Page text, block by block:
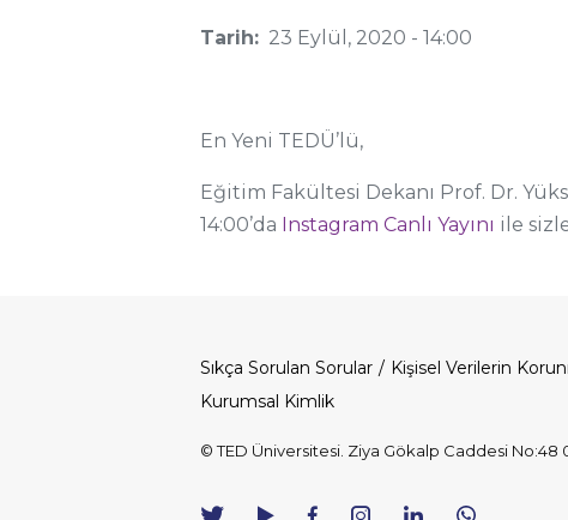
Tarih: 23 Eylül, 2020 - 14:00
En Yeni TEDÜ’lü,
Eğitim Fakültesi Dekanı Prof. Dr.
14:00’da Instagram Canlı Yayını ile
Dipnot
Sıkça Sorulan Sorular Kişisel Verilerin
Kurumsal Kimlik
© TED Üniversitesi. Ziya Gökalp Caddesi No:48
TED TED TED TED TED